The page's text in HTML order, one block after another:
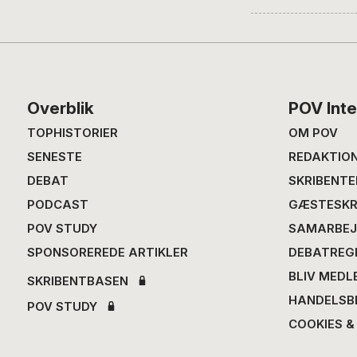
Footer
Overblik
TOPHISTORIER
SENESTE
DEBAT
PODCAST
POV STUDY
SPONSOREREDE ARTIKLER
SKRIBENTBASEN
POV STUDY
POV
OM POV
BLIV
COOKIES